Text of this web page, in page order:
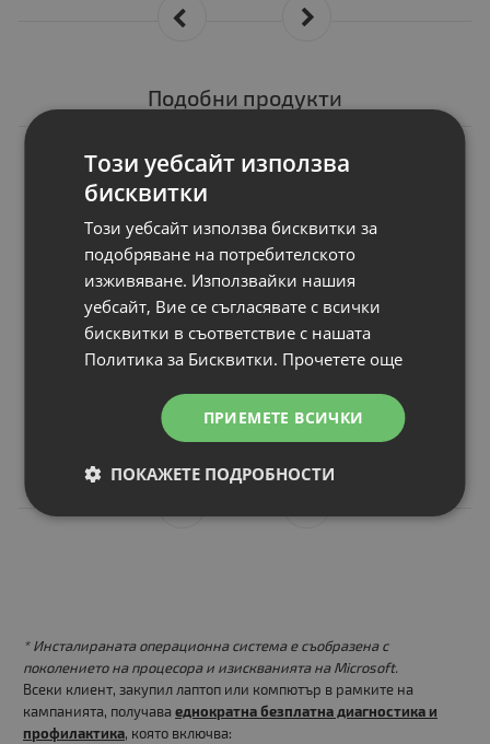
Подобни продукти
N
Консуматив Canon
Съвместимост : Canon imageCLASS
Цвят: Magenta
Статус : Нов
99.00 €
* Инсталираната операционна система е съобразена с
поколението на процесора и изискванията на Microsoft.
Всеки клиент, закупил лаптоп или компютър в рамките на
кампанията, получава еднократна безплатна диагностика и
профилактика, която включва:
Този уебсайт използва
бисквитки
Този уебсайт използва бисквитки за
подобряване на потребителското
изживяване. Използвайки нашия
уебсайт, Вие се съгласявате с всички
бисквитки в съответствие с нашата
Политика за Бисквитки. Прочетете още
ПРИЕМЕТЕ ВСИЧКИ
ПОКАЖЕТЕ ПОДРОБНОСТИ